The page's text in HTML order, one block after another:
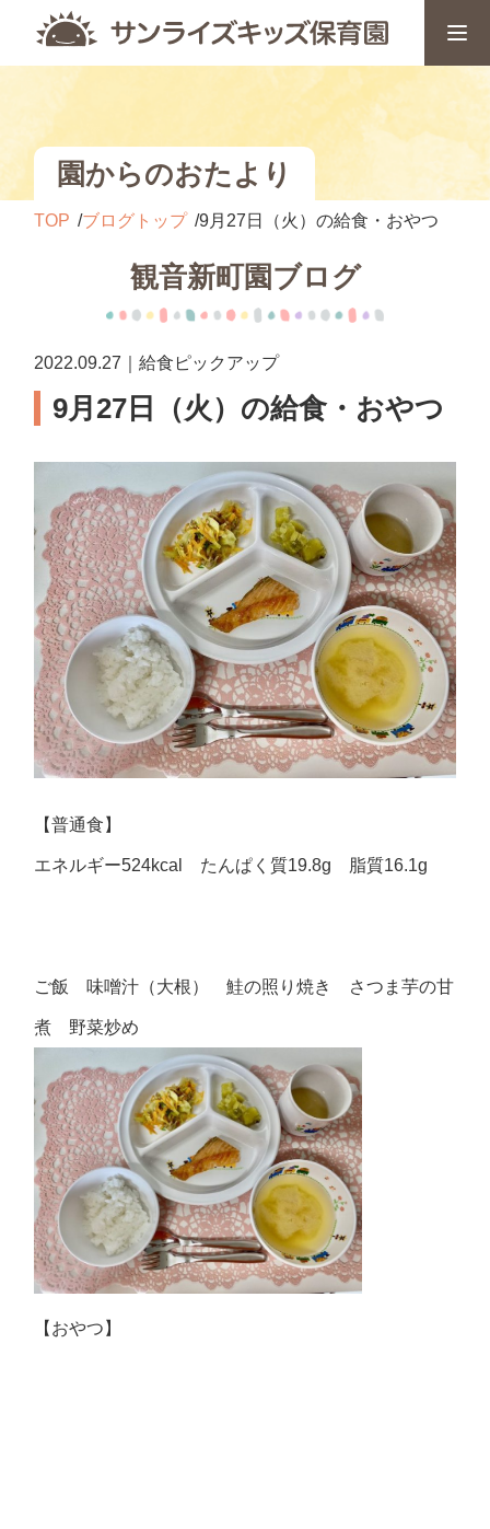
園からのおたより
TOP ブログトップ 9月27日（火）の給食・おやつ
観音新町園ブログ
2022.09.27｜給食ピックアップ
9月27日（火）の給食・おやつ
【普通食】
エネルギー524kcal たんぱく質19.8g 脂質16.1g
ご飯 味噌汁（大根） 鮭の照り焼き さつま芋の甘
煮 野菜炒め
【おやつ】